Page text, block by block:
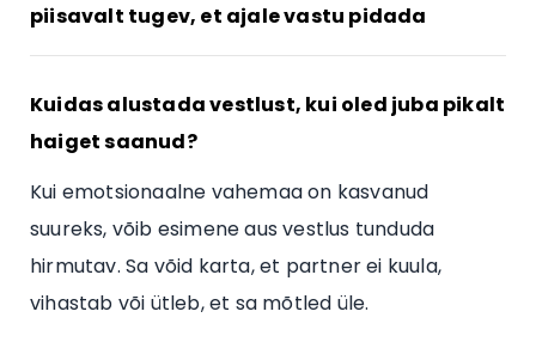
piisavalt tugev, et ajale vastu pidada
Kuidas alustada vestlust, kui oled juba pikalt
haiget saanud?
Kui emotsionaalne vahemaa on kasvanud
suureks, võib esimene aus vestlus tunduda
hirmutav. Sa võid karta, et partner ei kuula,
vihastab või ütleb, et sa mõtled üle.